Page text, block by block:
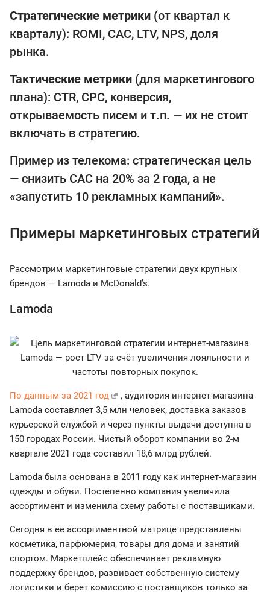
Стратегические метрики (от квартал к
кварталу): ROMI, CAC, LTV, NPS, доля
рынка.
Тактические метрики (для маркетингового
плана): CTR, CPC, конверсия,
открываемость писем и т.п. — их не стоит
включать в стратегию.
Пример из телекома: стратегическая цель
— снизить CAC на 20% за 2 года, а не
«запустить 10 рекламных кампаний».
Примеры маркетинговых стратегий
Рассмотрим маркетинговые стратегии двух крупных
брендов — Lamoda и McDonald’s.
Lamoda
По данным за 2021 год
, аудитория интернет-магазина
Lamoda составляет 3,5 млн человек, доставка заказов
курьерской службой и через пункты выдачи доступна в
150 городах России. Чистый оборот компании во 2-м
квартале 2021 года составил 18,6 млрд рублей.
Lamoda была основана в 2011 году как интернет-магазин
одежды и обуви. Постепенно компания увеличила
ассортимент и изменила схему работы с поставщиками.
Сегодня в ее ассортиментной матрице представлены
косметика, парфюмерия, товары для дома и занятий
спортом. Маркетплейс обеспечивает рекламную
поддержку брендов, развивает собственную систему
логистики и берет комиссию с поставщиков только за